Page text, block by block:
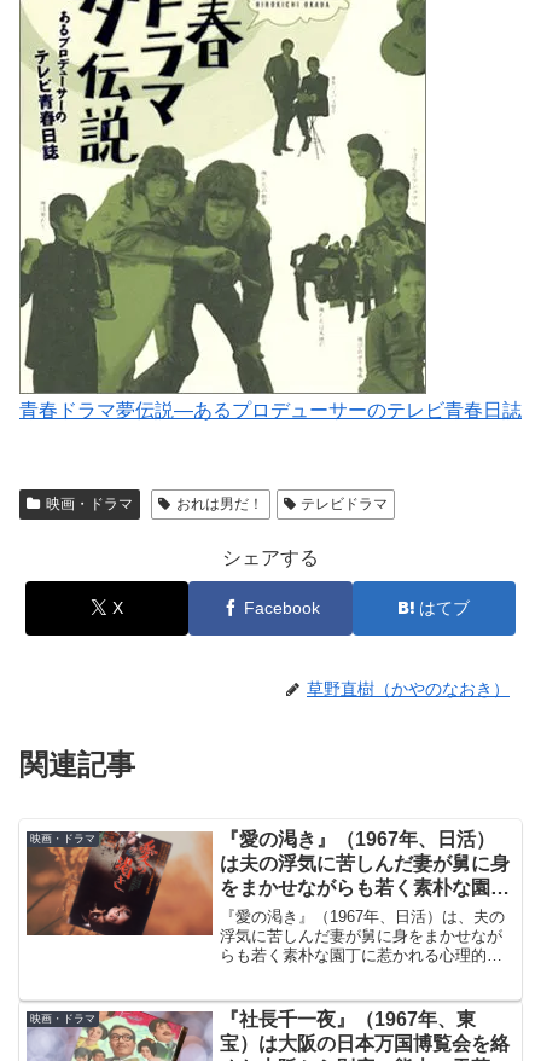
青春ドラマ夢伝説―あるプロデューサーのテレビ青春日誌
映画・ドラマ おれは男だ！ テレビドラマ
シェアする
X Facebook はてブ
草野直樹（かやのなおき）
関連記事
映画・ドラマ
『愛の渇き』（1967年、日活）
は夫の浮気に苦しんだ妻が舅に身
をまかせながらも若く素朴な園丁
に惹かれる心理的葛藤を描いた
『愛の渇き』（1967年、日活）は、夫の
浮気に苦しんだ妻が舅に身をまかせなが
らも若く素朴な園丁に惹かれる心理的葛
しながら2人についてもかんたんに振り返
ってみます。
映画・ドラマ
『社長千一夜』（1967年、東
宝）は大阪の日本万国博覧会を絡